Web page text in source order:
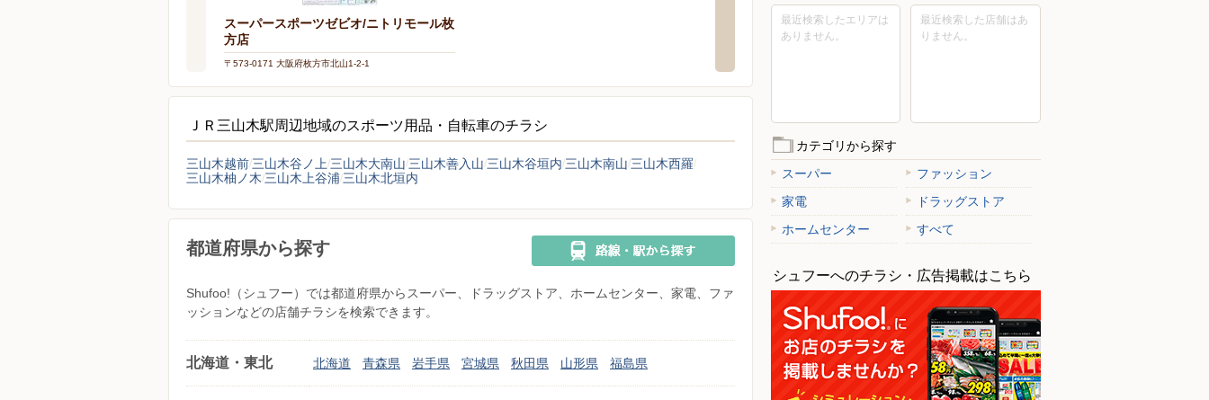
スーパースポーツゼビオ/ニトリモール枚
方店
〒573-0171 大阪府枚方市北山1-2-1
ＪＲ三山木駅周辺地域のスポーツ用品・自転車のチラシ
三山木越前 三山木谷ノ上 三山木大南山 三山木善入山 三山木谷垣内 三山木南山 三山木西羅
三山木柚ノ木 三山木上谷浦 三山木北垣内
都道府県から探す
Shufoo!（シュフー）では都道府県からスーパー、ドラッグストア、ホームセンター、家電、ファ
ッションなどの店舗チラシを検索できます。
北海道・東北 北海道 青森県 岩手県 宮城県 秋田県 山形県 福島県
最近検索したエリアは
ありません。
最近検索した店舗はあ
りません。
カテゴリから探す
スーパー
ファッション
家電
ドラッグストア
ホームセンター
すべて
シュフーへのチラシ・広告掲載はこちら